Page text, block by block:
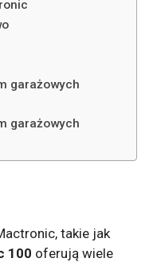
garażowych
garażowych
takie jak
100 oferują wiele